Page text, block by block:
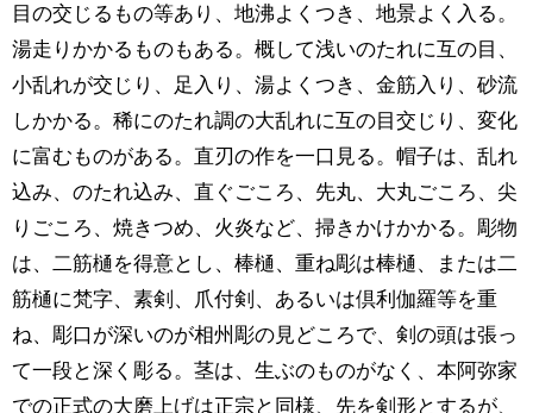
目の交じるもの等あり、地沸よくつき、地景よく入る。
湯走りかかるものもある。概して浅いのたれに互の目、
小乱れが交じり、足入り、湯よくつき、金筋入り、砂流
しかかる。稀にのたれ調の大乱れに互の目交じり、変化
に富むものがある。直刃の作を一口見る。帽子は、乱れ
込み、のたれ込み、直ぐごころ、先丸、大丸ごころ、尖
りごころ、焼きつめ、火炎など、掃きかけかかる。彫物
は、二筋樋を得意とし、棒樋、重ね彫は棒樋、または二
筋樋に梵字、素剣、爪付剣、あるいは倶利伽羅等を重
ね、彫口が深いのが相州彫の見どころで、剣の頭は張っ
て一段と深く彫る。茎は、生ぶのものがなく、本阿弥家
での正式の大磨上げは正宗と同様、先を剣形とするが、